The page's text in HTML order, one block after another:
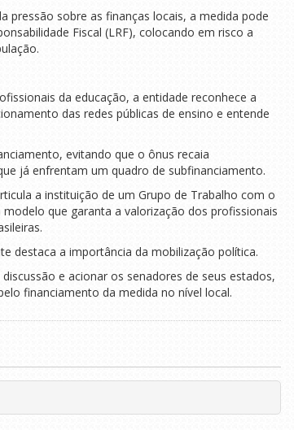
pressão sobre as finanças locais, a medida pode
Fiscal (LRF), colocando em risco a
da educação, a entidade reconhece a
das redes públicas de ensino e entende
evitando que o ônus recaia
já enfrentam um quadro de subfinanciamento.
a instituição de um Grupo de Trabalho com o
que garanta a valorização dos profissionais
destaca a importância da mobilização política.
e acionar os senadores de seus estados,
financiamento da medida no nível local.